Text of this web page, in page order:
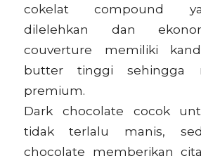
cokelat compound
dilelehkan dan
couverture memiliki
butter tinggi sehingga
premium.
Dark chocolate cocok
tidak terlalu manis,
chocolate memberikan